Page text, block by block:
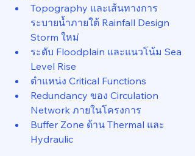
Topography และเส้นทางการ
ระบายน้ำภายใต้ Rainfall Design
Storm ใหม่
ระดับ Floodplain และแนวโน้ม Sea
Level Rise
ตำแหน่ง Critical Functions
Redundancy ของ Circulation
Network ภายในโครงการ
Buffer Zone ด้าน Thermal และ
Hydraulic